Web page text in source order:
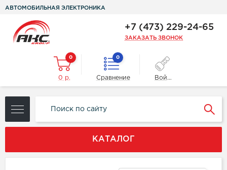
АВТОМОБИЛЬНАЯ ЭЛЕКТРОНИКА
+7 (473) 229-24-65
ЗАКАЗАТЬ ЗВОНОК
0
0 р.
0
Сравнение Войти
КАТАЛОГ